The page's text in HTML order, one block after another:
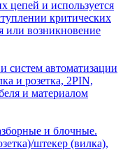
цепей и используется
критических
или возникновение
систем автоматизации
и розетка, 2PIN,
и материалом
и блочные.
штекер (вилка),